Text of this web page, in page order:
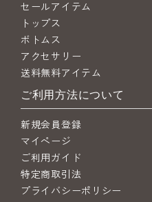
セールアイテム
トップス
ボトムス
アクセサリー
送料無料アイテム
ご利用方法について
新規会員登録
マイページ
ご利用ガイド
特定商取引法
プライバシーポリシー